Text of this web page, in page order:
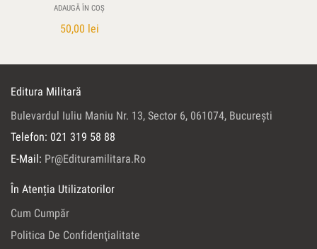
ADAUGĂ ÎN COȘ
50,00 lei
Editura Militară
Bulevardul Iuliu Maniu Nr. 13, Sector 6, 061074, Bucureşti
Telefon: 021 319 58 88
E-Mail: Pr@edituramilitara.ro
În Atenția Utilizatorilor
Cum Cumpăr
Politica De Confidenţialitate